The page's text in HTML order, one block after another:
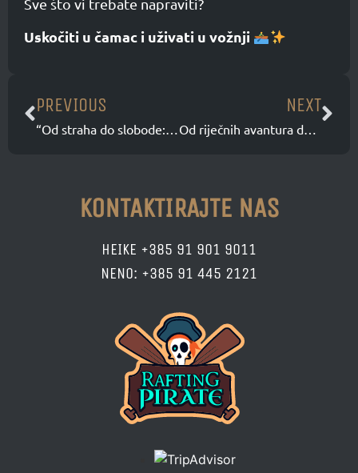
Uskočiti u čamac i uživati u vožnji
PREVIOUS
“Od straha do slobode: Zašto sam vjerovala Rafting Pirateu iako ne znam plivati”
NEXT
Od riječnih avantura do spašavanja životinja: Naša mala misija spšavanja života
KONTAKTIRAJTE NAS
HEIKE +385 91 901 9011
NENO: +385 91 445 2121